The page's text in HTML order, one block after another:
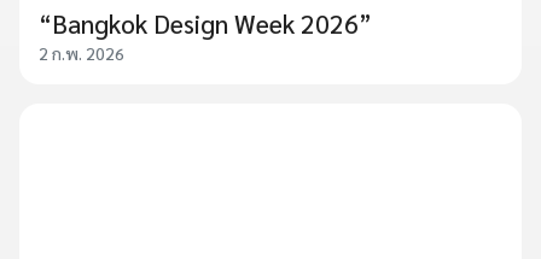
“Bangkok Design Week 2026”
2 ก.พ. 2026